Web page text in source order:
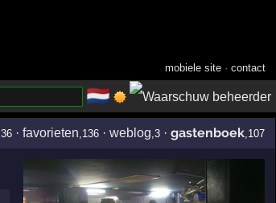
mobiele site ·contact
🇳🇱
,36 ·favorieten ,136 ·weblog ,3 ·gastenboek ,107